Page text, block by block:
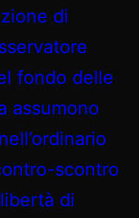
di
fondo delle
assumono
scontro
di